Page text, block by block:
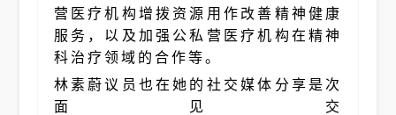
营医疗机构增拨资源用作改善精神健康
服务，以及加强公私营医疗机构在精神
科治疗领域的合作等。
林素蔚议员也在她的社交媒体分享是次
面见交